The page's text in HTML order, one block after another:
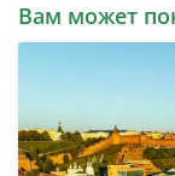
Вам может